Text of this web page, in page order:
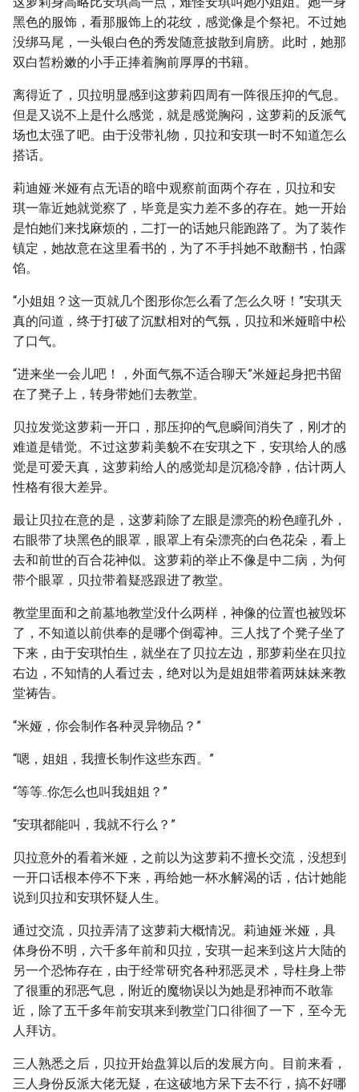
黑色的服饰，看那服饰上的花纹，感觉像是个祭祀。不过她
没绑马尾，一头银白色的秀发随意披散到肩膀。此时，她那
双白皙粉嫩的小手正捧着胸前厚厚的书籍。
离得近了，贝拉明显感到这萝莉四周有一阵很压抑的气息。
但是又说不上是什么感觉，就是感觉胸闷，这萝莉的反派气
场也太强了吧。由于没带礼物，贝拉和安琪一时不知道怎么
搭话。
莉迪娅·米娅有点无语的暗中观察前面两个存在，贝拉和安
琪一靠近她就觉察了，毕竟是实力差不多的存在。她一开始
是怕她们来找麻烦的，二打一的话她只能跑路了。为了装作
镇定，她故意在这里看书的，为了不手抖她不敢翻书，怕露
馅。
“小姐姐？这一页就几个图形你怎么看了怎么久呀！”安琪天
真的问道，终于打破了沉默相对的气氛，贝拉和米娅暗中松
了口气。
“进来坐一会儿吧！，外面气氛不适合聊天”米娅起身把书留
在了凳子上，转身带她们去教堂。
贝拉发觉这萝莉一开口，那压抑的气息瞬间消失了，刚才的
难道是错觉。不过这萝莉美貌不在安琪之下，安琪给人的感
觉是可爱天真，这萝莉给人的感觉却是沉稳冷静，估计两人
性格有很大差异。
最让贝拉在意的是，这萝莉除了左眼是漂亮的粉色瞳孔外，
右眼带了块黑色的眼罩，眼罩上有朵漂亮的白色花朵，看上
去和前世的百合花神似。这萝莉的举止不像是中二病，为何
带个眼罩，贝拉带着疑惑跟进了教堂。
教堂里面和之前墓地教堂没什么两样，神像的位置也被毁坏
了，不知道以前供奉的是哪个倒霉神。三人找了个凳子坐了
下来，由于安琪怕生，就坐在了贝拉左边，那萝莉坐在贝拉
右边，不知情的人看过去，绝对以为是姐姐带着两妹妹来教
堂祷告。
“米娅，你会制作各种灵异物品？”
“嗯，姐姐，我擅长制作这些东西。”
“等等..你怎么也叫我姐姐？”
“安琪都能叫，我就不行么？”
贝拉意外的看着米娅，之前以为这萝莉不擅长交流，没想到
一开口话根本停不下来，再给她一杯水解渴的话，估计她能
说到贝拉和安琪怀疑人生。
通过交流，贝拉弄清了这萝莉大概情况。莉迪娅·米娅，具
体身份不明，六千多年前和贝拉，安琪一起来到这片大陆的
另一个恐怖存在，由于经常研究各种邪恶灵术，导柱身上带
了很重的邪恶气息，附近的魔物误以为她是邪神而不敢靠
近，除了五千多年前安琪来到教堂门口徘徊了一下，至今无
人拜访。
三人熟悉之后，贝拉开始盘算以后的发展方向。目前来看，
三人身份反派大佬无疑，在这破地方呆下去不行，搞不好哪